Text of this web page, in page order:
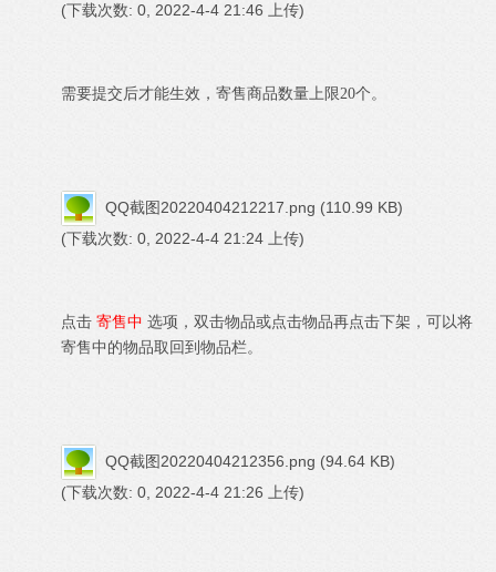
(下载次数: 0, 2022-4-4 21:46 上传)
需要提交后才能生效，寄售商品数量上限20个。
QQ截图20220404212217.png (110.99 KB)
(下载次数: 0, 2022-4-4 21:24 上传)
点击 寄售中 选项，双击物品或点击物品再点击下架，可以将
寄售中的物品取回到物品栏。
QQ截图20220404212356.png (94.64 KB)
(下载次数: 0, 2022-4-4 21:26 上传)